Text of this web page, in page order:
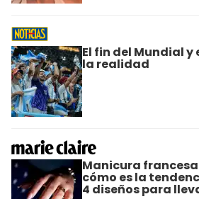
El fin del Mundial y
la realidad
Manicura
cómo es la
4 diseños para